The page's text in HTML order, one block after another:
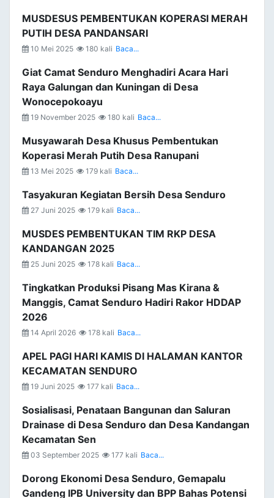
MUSDESUS PEMBENTUKAN KOPERASI MERAH
PUTIH DESA PANDANSARI
10 Mei 2025 180 kali Baca...
Giat Camat Senduro Menghadiri Acara Hari
Raya Galungan dan Kuningan di Desa
Wonocepokoayu
19 November 2025 180 kali Baca...
Musyawarah Desa Khusus Pembentukan
Koperasi Merah Putih Desa Ranupani
13 Mei 2025 179 kali Baca...
Tasyakuran Kegiatan Bersih Desa Senduro
27 Juni 2025 179 kali Baca...
MUSDES PEMBENTUKAN TIM RKP DESA
KANDANGAN 2025
25 Juni 2025 178 kali Baca...
Tingkatkan Produksi Pisang Mas Kirana &
Manggis, Camat Senduro Hadiri Rakor HDDAP
2026
14 April 2026 178 kali Baca...
APEL PAGI HARI KAMIS DI HALAMAN KANTOR
KECAMATAN SENDURO
19 Juni 2025 177 kali Baca...
Sosialisasi, Penataan Bangunan dan Saluran
Drainase di Desa Senduro dan Desa Kandangan
Kecamatan Sen
03 September 2025 177 kali Baca...
Dorong Ekonomi Desa Senduro, Gemapalu
Gandeng IPB University dan BPP Bahas Potensi